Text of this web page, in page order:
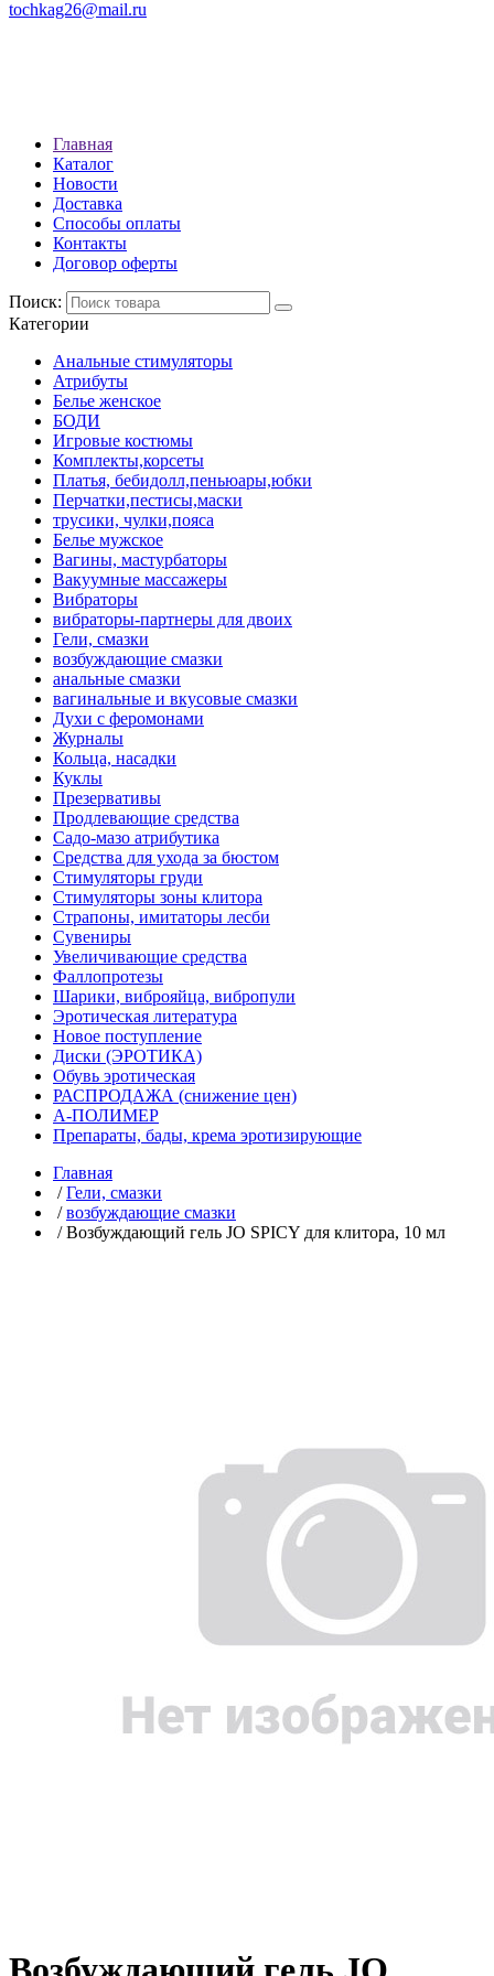
tochkag26@mail.ru
Главная
Каталог
Новости
Доставка
Способы оплаты
Контакты
Договор оферты
Поиск:
Категории
Анальные стимуляторы
Атрибуты
Белье женское
БОДИ
Игровые костюмы
Комплекты,корсеты
Платья, бебидолл,пеньюары,юбки
Перчатки,пестисы,маски
трусики, чулки,пояса
Белье мужское
Вагины, мастурбаторы
Вакуумные массажеры
Вибраторы
вибраторы-партнеры для двоих
Гели, смазки
возбуждающие смазки
анальные смазки
вагинальные и вкусовые смазки
Духи с феромонами
Журналы
Кольца, насадки
Куклы
Презервативы
Продлевающие средства
Садо-мазо атрибутика
Средства для ухода за бюстом
Стимуляторы груди
Стимуляторы зоны клитора
Страпоны, имитаторы лесби
Сувениры
Увеличивающие средства
Фаллопротезы
Шарики, виброяйца, вибропули
Эротическая литература
Новое поступление
Диски (ЭРОТИКА)
Обувь эротическая
РАСПРОДАЖА (снижение цен)
А-ПОЛИМЕР
Препараты, бады, крема эротизирующие
Главная
/Гели, смазки
/возбуждающие смазки
/ Возбуждающий гель JO SPICY для клитора, 10 мл